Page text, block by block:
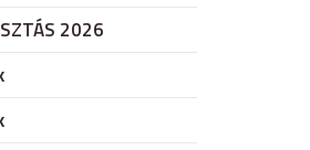
2026